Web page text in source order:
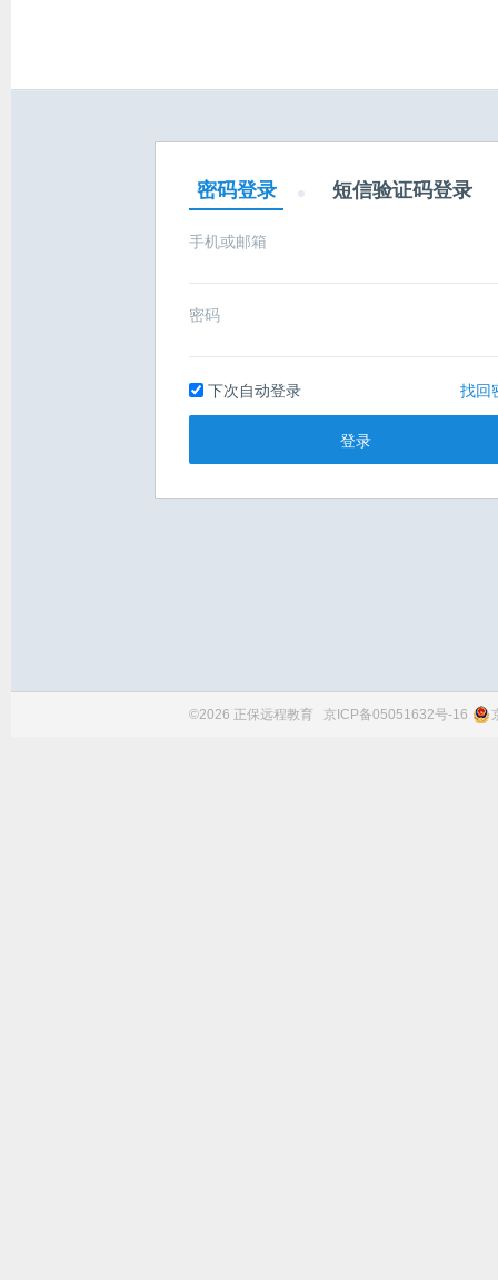
密码登录 短信验证码登录
手机或邮箱
密码
下次自动登录 找回
登录
©2026 正保远程教育 京ICP备05051632号-16